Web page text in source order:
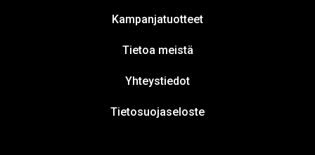
Kampanjatuotteet
Tietoa meistä
Yhteystiedot
Tietosuojaseloste